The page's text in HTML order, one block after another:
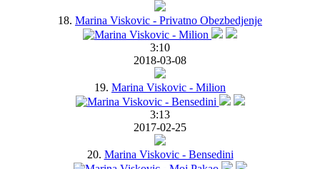
18. Marina Viskovic - Privatno Obezbedjenje
3:10
2018-03-08
19. Marina Viskovic - Milion
3:13
2017-02-25
20. Marina Viskovic - Bensedini